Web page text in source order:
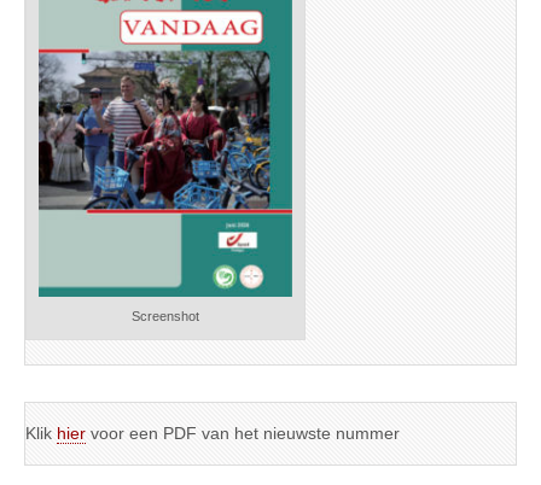
Screenshot
Klik hier voor een PDF van het nieuwste nummer